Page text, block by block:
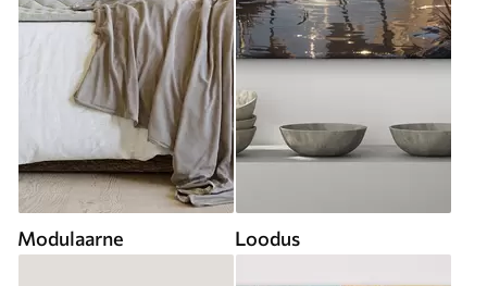
Modulaarne Loodus